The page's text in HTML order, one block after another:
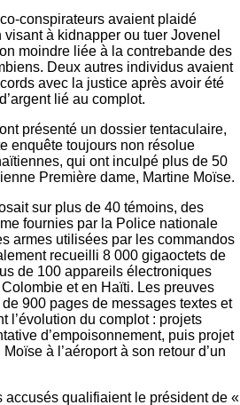
conspirateurs avaient plaidé
à kidnapper ou tuer Jovenel
moindre liée à la contrebande des
Deux autres individus avaient
avec la justice après avoir été
lié au complot.
présenté un dossier tentaculaire,
enquête toujours non résolue
qui ont inculpé plus de 50
Première dame, Martine Moïse.
sur plus de 40 témoins, des
fournies par la Police nationale
armes utilisées par les commandos
recueilli 8 000 gigaoctets de
de 100 appareils électroniques
et en Haïti. Les preuves
900 pages de messages textes et
l’évolution du complot : projets
d’empoisonnement, puis projet
à l’aéroport à son retour d’un
accusés qualifiaient le président de «